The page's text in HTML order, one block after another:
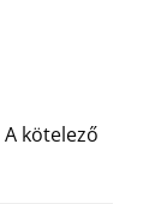
A kötelező